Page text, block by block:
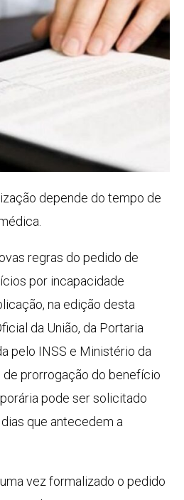
depende do tempo de
regras do pedido de
por incapacidade
na edição desta
da União, da Portaria
pelo INSS e Ministério da
de prorrogação do benefício
pode ser solicitado
que antecedem a
vez formalizado o pedido